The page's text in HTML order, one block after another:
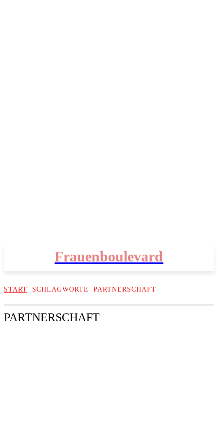
Frauenboulevard
START SCHLAGWORTE PARTNERSCHAFT
PARTNERSCHAFT